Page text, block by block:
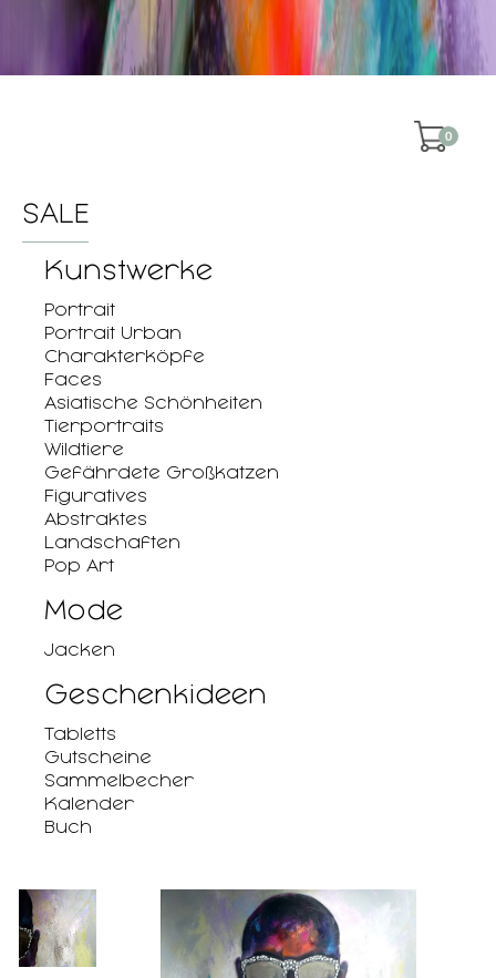
0
SALE
Kunstwerke
Portrait
Portrait Urban
Charakterköpfe
Faces
Asiatische Schönheiten
Tierportraits
Wildtiere
Gefährdete Großkatzen
Figuratives
Abstraktes
Landschaften
Pop Art
Mode
Jacken
Geschenkideen
Tabletts
Gutscheine
Sammelbecher
Kalender
Buch